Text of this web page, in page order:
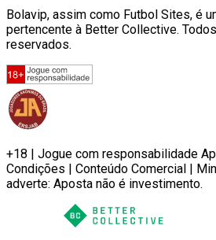
Bolavip, assim como Futbol Sites, é
pertencente à Better Collective.
reservados.
+18 | Jogue com responsabilidade
Condições | Conteúdo Comercial |
adverte: Aposta não é investimento.